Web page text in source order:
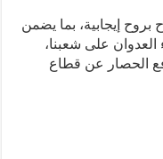
إيجابية، بما يضمن
العدوان على شعبنا،
الحصار عن قطاع